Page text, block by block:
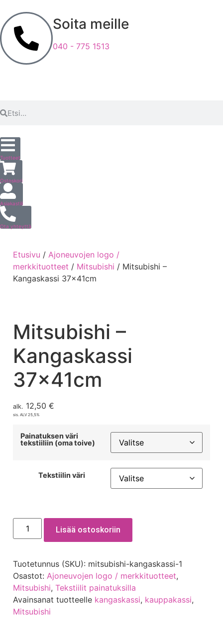
Soita meille
040 - 775 1513
Tuotteet
Ostoskori
Asiakastili
Ota yhteyttä
Etusivu / Ajoneuvojen logo /
merkkituotteet / Mitsubishi / Mitsubishi –
Kangaskassi 37x41cm
Mitsubishi –
Kangaskassi
37x41cm
alk. 12,50 €
sis. ALV 25,5%
Painatuksen väri
tekstiiliin (oma toive)
Tekstiilin väri
Lisää ostoskoriin
Tuotetunnus (SKU): mitsubishi-kangaskassi-1
Osastot: Ajoneuvojen logo / merkkituotteet,
Mitsubishi, Tekstiilit painatuksilla
Avainsanat tuotteelle kangaskassi, kauppakassi,
Mitsubishi